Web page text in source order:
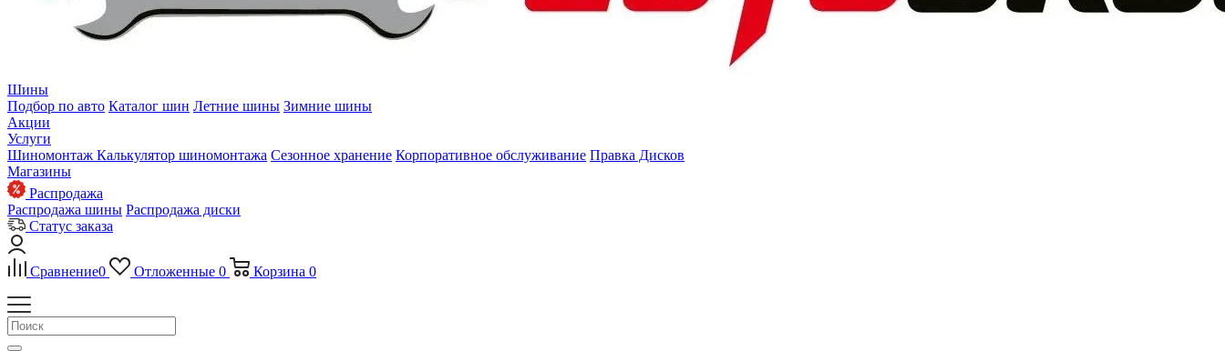
Шины
Подбор по авто Каталог шин Летние шины Зимние шины
Акции
Услуги
Шиномонтаж Калькулятор шиномонтажа Сезонное хранение Корпоративное обслуживание Правка Дисков
Магазины
Распродажа
Распродажа шины Распродажа диски
Статус заказа
Сравнение0 Отложенные 0 Корзина 0